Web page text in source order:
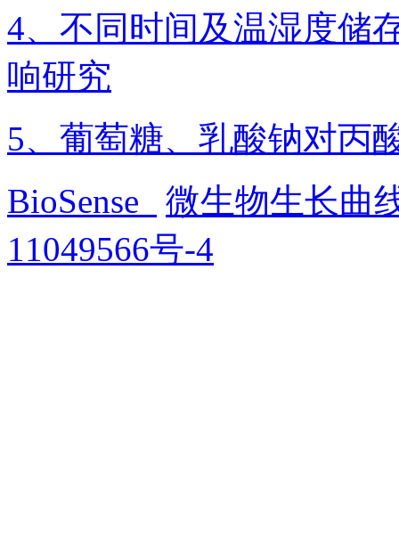
4、不同时间及温湿度储
响研究
5、葡萄糖、乳酸钠对丙
BioSense
微生物生长曲
11049566号-4